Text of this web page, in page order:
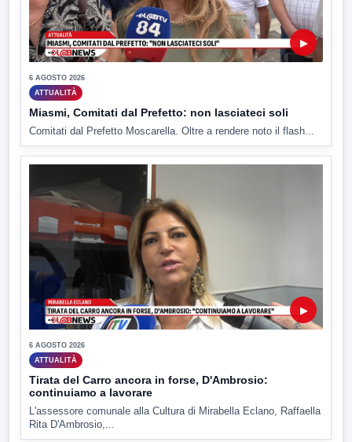
▶
6 AGOSTO 2026
ATTUALITÀ
Miasmi, Comitati dal Prefetto: non lasciateci soli
Comitati dal Prefetto Moscarella. Oltre a rendere noto il flash...
▶
6 AGOSTO 2026
ATTUALITÀ
Tirata del Carro ancora in forse, D'Ambrosio:
continuiamo a lavorare
L'assessore comunale alla Cultura di Mirabella Eclano, Raffaella
Rita D'Ambrosio,...